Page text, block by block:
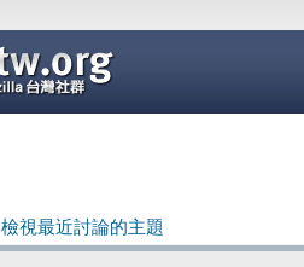
檢視最近討論的主題